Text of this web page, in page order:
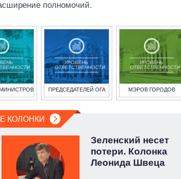
полномочий.
УРОВЕНЬ
ОТВЕТСТВЕННОСТИ
ПРЕДСЕДАТЕЛЕЙ ОГА
УРОВЕНЬ
ОТВЕТСТВЕННОСТИ
МЭРОВ ГОРОДОВ
КОЛОНКИ
Зеленский несет
потери. Колонка
Леонида Швеца